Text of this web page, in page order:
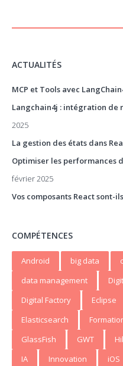
ACTUALITÉS
MCP et Tools avec
Langchain4j : intégration de
2025
La gestion des états dans
Optimiser les performances
février 2025
Vos composants React sont-
COMPÉTENCES
Android big data
data management
Digital Factory
Eclipse
Elasticsearch
GlassFish
GWT
IA
Innovation iOS